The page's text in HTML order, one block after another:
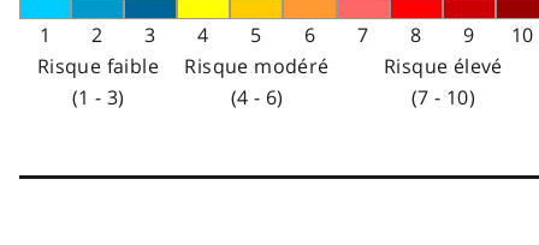
1 2 3 4 5 6 7 8 9
10
Risque faible
(1 - 3)
Risque modéré
(4 - 6)
Risque élevé
(7 - 10)